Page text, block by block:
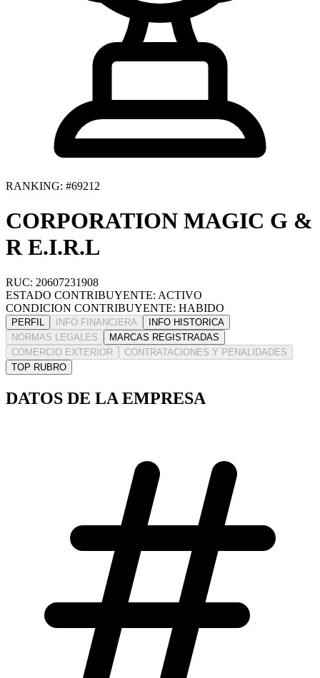
RANKING: #69212
CORPORATION MAGIC G &
R E.I.R.L
RUC: 20607231908
ESTADO CONTRIBUYENTE: ACTIVO
CONDICION CONTRIBUYENTE: HABIDO
PERFIL INFO FINANCIERA
INFO HISTORICA
NORMAS LEGALES
MARCAS REGISTRADAS
COMERCIO EXTERIOR
CONTRATACIONES Y PENALIDADES
TOP RUBRO
DATOS DE LA EMPRESA